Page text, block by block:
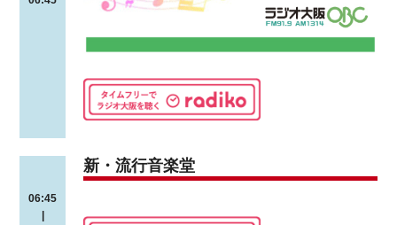
06:45
新・流行音楽堂